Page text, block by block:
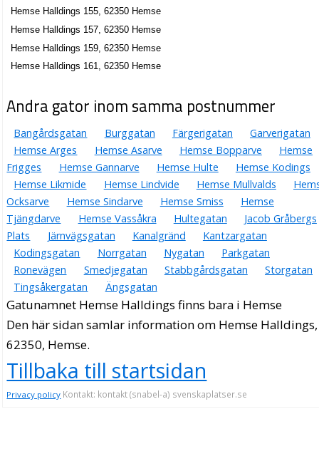
Hemse Halldings 155, 62350 Hemse
Hemse Halldings 157, 62350 Hemse
Hemse Halldings 159, 62350 Hemse
Hemse Halldings 161, 62350 Hemse
Andra gator inom samma postnummer
Bangårdsgatan Burggatan Färgerigatan
Garverigatan
Hemse Arges
Hemse Asarve Hemse Bopparve
Hemse
Frigges
Hemse Gannarve Hemse Hulte
Hemse Kodings
Hemse Likmide
Hemse Lindvide Hemse Mullvalds
Ocksarve
Hemse Sindarve Hemse Smiss
Hemse
Tjängdarve
Hemse Vassåkra Hultegatan
Jacob Gråbergs
Plats
Järnvägsgatan Kanalgränd
Kantzargatan
Kodingsgatan
Norrgatan Nygatan
Parkgatan
Ronevägen
Smedjegatan Stabbgårdsgatan
Storgatan
Tingsåkergatan
Ängsgatan
Gatunamnet Hemse Halldings finns bara i Hemse
Den här sidan samlar information om Hemse Halldings,
62350, Hemse.
Tillbaka till startsidan
Privacy policy Kontakt: kontakt (snabel-a) svenskaplatser.se